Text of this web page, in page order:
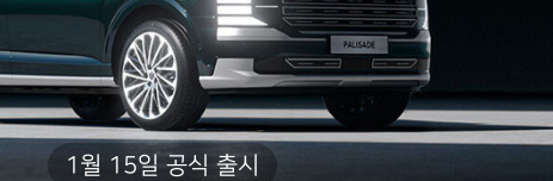
1월 15일 공식 출시